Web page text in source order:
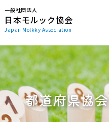
一般社団法人
日本モルック協会
Japan Mölkky Association
都道府県協会